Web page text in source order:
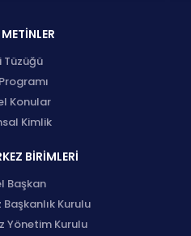
Tüzüğü
Konular
Kimlik
BİRİMLERİ
Başkan
Kurulu
Yönetim Kurulu